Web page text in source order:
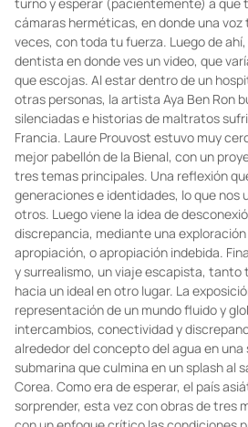
cámaras herméticas, en donde una
veces, con toda tu fuerza. Luego de
dentista en donde ves un video, que
que escojas. Al estar dentro de un
otras personas, la artista Aya Ben Ron
silenciadas e historias de maltratos
Francia. Laure Prouvost estuvo muy
mejor pabellón de la Bienal, con un
tres temas principales. Una reflexión
generaciones e identidades, lo que nos
otros. Luego viene la idea de
discrepancia, mediante una
apropiación, o apropiación indebida.
y surrealismo, un viaje escapista, tanto
hacia un ideal en otro lugar. La
representación de un mundo fluido y
intercambios, conectividad y
alrededor del concepto del agua en
submarina que culmina en un splash al
Corea. Como era de esperar, el país
sorprender, esta vez con obras de tres